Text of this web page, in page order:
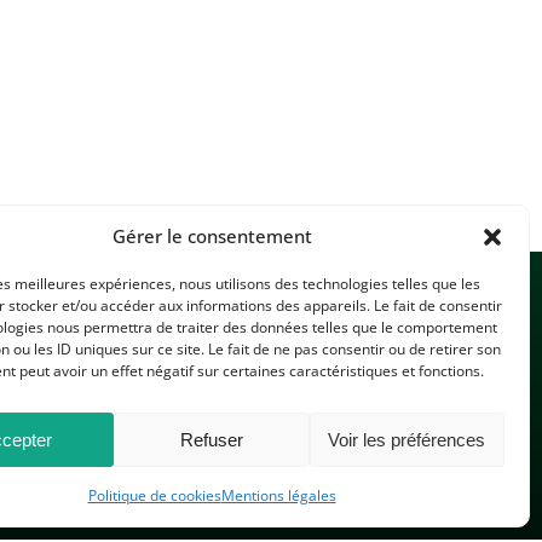
Gérer le consentement
meilleures expériences, nous utilisons des technologies telles que les
stocker et/ou accéder aux informations des appareils. Le fait de consentir
nous permettra de traiter des données telles que le comportement
ou les ID uniques sur ce site. Le fait de ne pas consentir ou de retirer son
peut avoir un effet négatif sur certaines caractéristiques et fonctions.
Refuser Voir les préférences
Politique de cookiesMentions légales
CONTACTEZ-NOUS